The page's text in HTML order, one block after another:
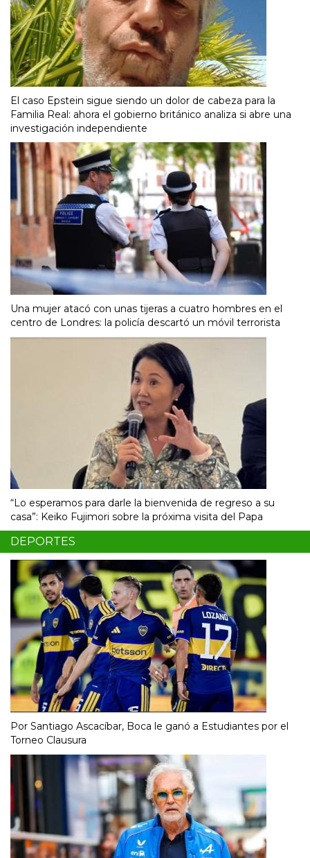
El caso Epstein sigue siendo un dolor de cabeza para la
Familia Real: ahora el gobierno británico analiza si abre una
investigación independiente
Una mujer atacó con unas tijeras a cuatro hombres en el
centro de Londres: la policía descartó un móvil terrorista
“Lo esperamos para darle la bienvenida de regreso a su
casa”: Keiko Fujimori sobre la próxima visita del Papa
DEPORTES
Por Santiago Ascacíbar, Boca le ganó a Estudiantes por el
Torneo Clausura